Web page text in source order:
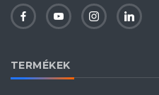
TERMÉKEK